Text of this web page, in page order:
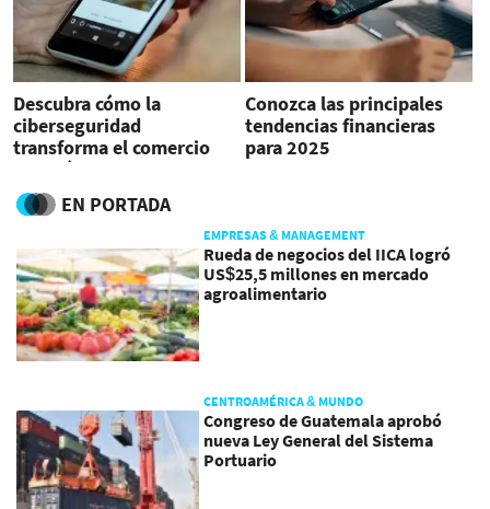
Descubra cómo la
ciberseguridad
transforma el comercio
electrónico minorista
Conozca las principales
tendencias financieras
para 2025
EN PORTADA
EMPRESAS & MANAGEMENT
Rueda de negocios del IICA logró
US$25,5 millones en mercado
agroalimentario
CENTROAMÉRICA & MUNDO
Congreso de Guatemala aprobó
nueva Ley General del Sistema
Portuario